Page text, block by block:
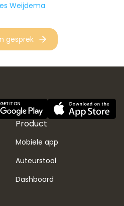
Weijdema
gesprek
Product
Mobiele app
Auteurstool
Dashboard